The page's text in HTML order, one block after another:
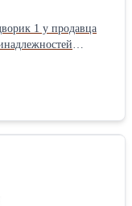
1 у продавца
Перкаль
Унисекс
Книжка ПВХ
110 гр/м Тип
на